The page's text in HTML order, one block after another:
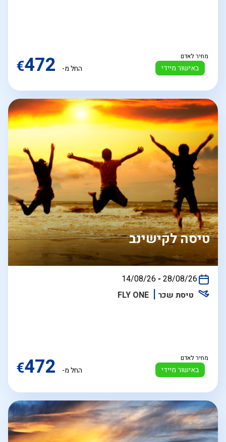
באישור מיידי
מחיר לאדם
החל מ- €472
טיסה לקישינב
בין
התאריכים,
14/08/26 - 28/08/26
טיסת שכר
FLY ONE
באישור מיידי
מחיר לאדם
החל מ- €472